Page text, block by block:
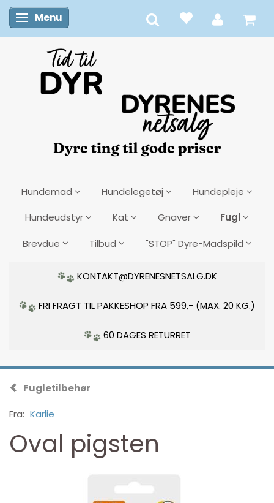
Skifte navigation
Menu
Hundemad Hundelegetøj Hundepleje
Hundeudstyr Kat Gnaver Fugl
Brevdue Tilbud "STOP" Dyre-Madspild
KONTAKT@DYRENESNETSALG.DK
FRI FRAGT TIL PAKKESHOP FRA 599,- (MAX. 20 KG.)
60 DAGES RETURRET
Fugletilbehør
Fra: Karlie
Oval pigsten